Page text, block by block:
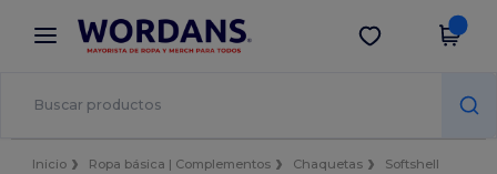
× App de Wordans
¡Mejores precios en app!
Descargar app
Inicio Ropa básica | Complementos Chaquetas
Softshell